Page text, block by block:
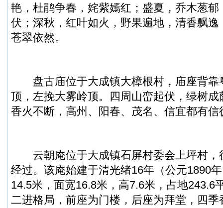
艳，杜鹃争春，姹紫嫣红；盛夏，乔木葱
伏；深秋，红叶如火，野果遍地，清香飘
苍翠依然。
盘古庙位于大成镇大樟根村，庙座背靠
顶，左挽大雾岭顶。四周山峦起伏，绿树
香火不断，高州、阳春、茂名、信宜都有
云朝庵位于大成镇石屏村委会上坪村，
经过。该庵始建于清光绪16年（公元1890
14.5米，面宽16.8米，高7.6米，占地243.6
二进格局，前座为门楼，后座为拜堂，四